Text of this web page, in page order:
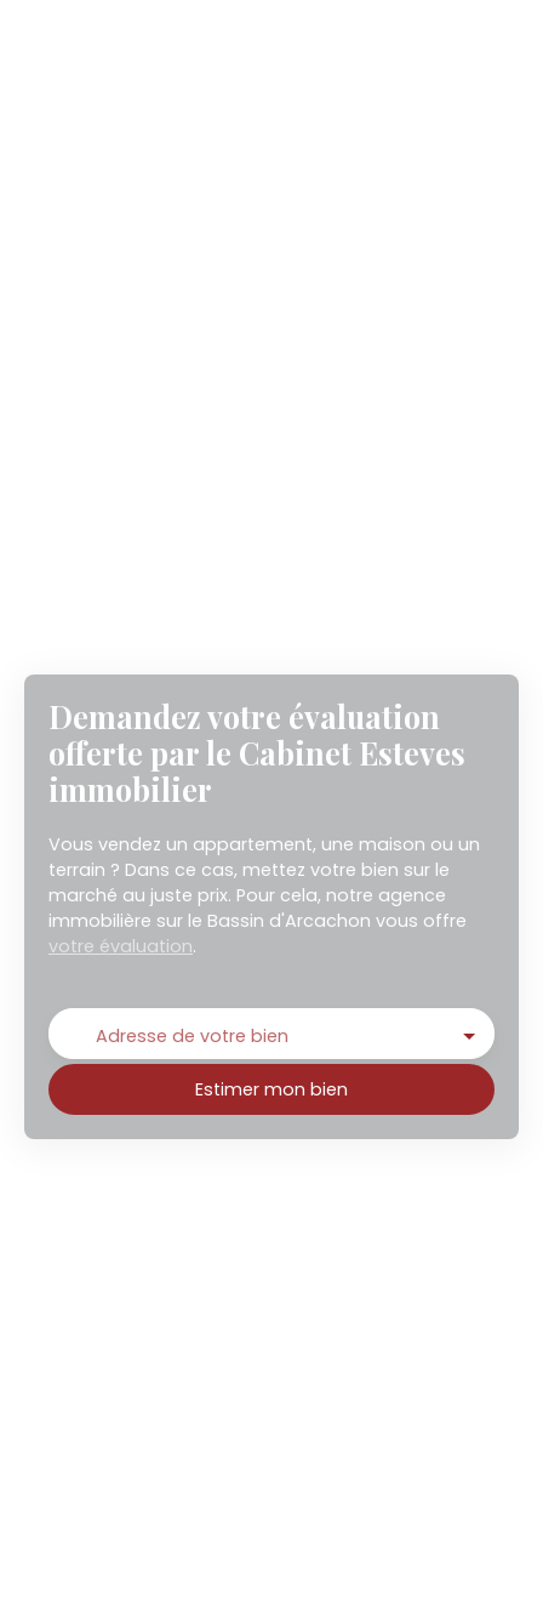
Demandez votre évaluation
offerte par le Cabinet Esteves
immobilier
Vous vendez un appartement, une maison ou un
terrain ? Dans ce cas, mettez votre bien sur le
marché au juste prix. Pour cela, notre agence
immobilière sur le Bassin d'Arcachon vous offre
votre évaluation.
Adresse de votre bien
Estimer mon bien